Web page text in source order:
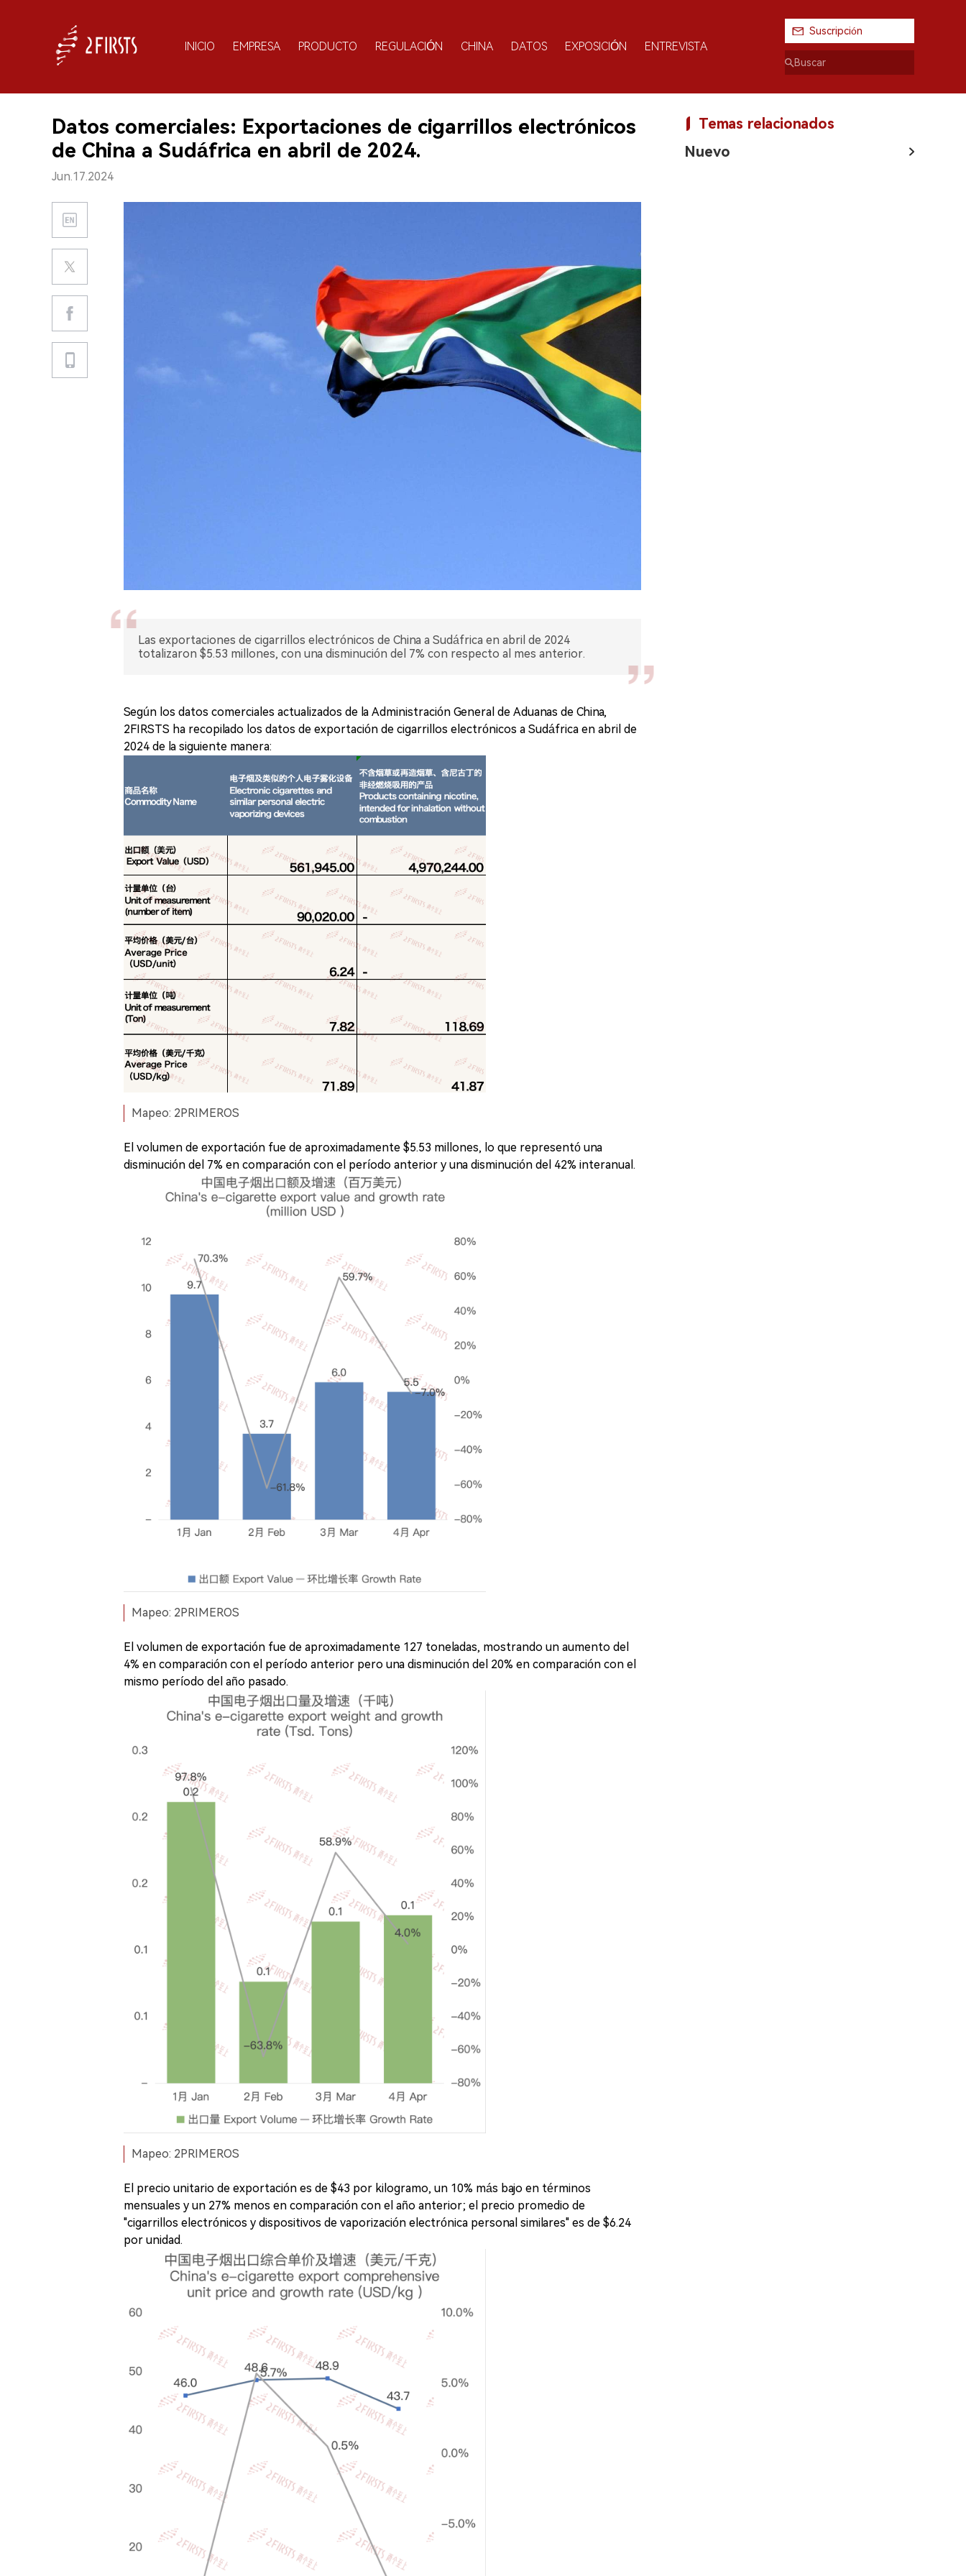
INICIO EMPRESA PRODUCTO REGULACIÓN CHINA DATOS EXPOSICIÓN ENTREVISTA
Suscripción
Datos comerciales: Exportaciones de cigarrillos electrónicos
de China a Sudáfrica en abril de 2024.
Jun.17.2024
Las exportaciones de cigarrillos electrónicos de China a Sudáfrica en abril de 2024
totalizaron $5.53 millones, con una disminución del 7% con respecto al mes anterior.
Según los datos comerciales actualizados de la Administración General de Aduanas de China,
2FIRSTS ha recopilado los datos de exportación de cigarrillos electrónicos a Sudáfrica en abril de
2024 de la siguiente manera:
Mapeo: 2PRIMEROS
El volumen de exportación fue de aproximadamente $5.53 millones, lo que representó una
disminución del 7% en comparación con el período anterior y una disminución del 42% interanual.
Mapeo: 2PRIMEROS
El volumen de exportación fue de aproximadamente 127 toneladas, mostrando un aumento del
4% en comparación con el período anterior pero una disminución del 20% en comparación con el
mismo período del año pasado.
Mapeo: 2PRIMEROS
El precio unitario de exportación es de $43 por kilogramo, un 10% más bajo en términos
mensuales y un 27% menos en comparación con el año anterior; el precio promedio de
"cigarrillos electrónicos y dispositivos de vaporización electrónica personal similares" es de $6.24
por unidad.
Temas relacionados
Nuevo